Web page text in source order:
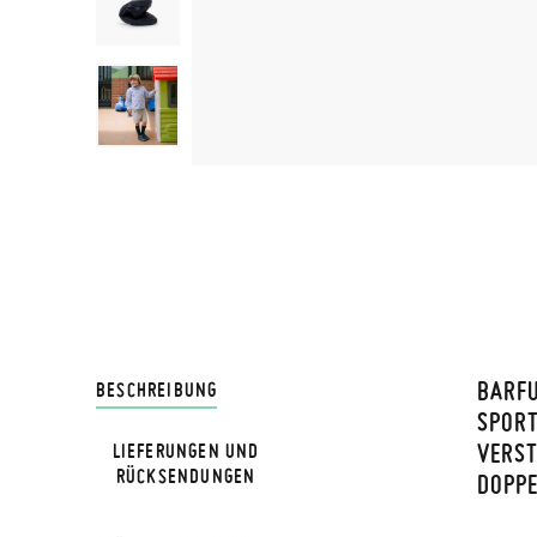
BESCHREIBUNG
LIEFERUNGEN UND
RÜCKSENDUNGEN
Bei